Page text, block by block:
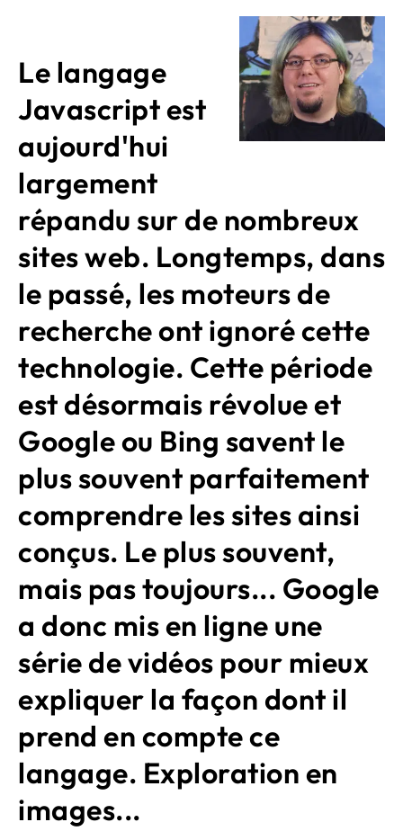
Le langage
Javascript est
aujourd'hui
largement
répandu sur de nombreux
sites web. Longtemps, dans
le passé, les moteurs de
recherche ont ignoré cette
technologie. Cette période
est désormais révolue et
Google ou Bing savent le
plus souvent parfaitement
comprendre les sites ainsi
conçus. Le plus souvent,
mais pas toujours... Google
a donc mis en ligne une
série de vidéos pour mieux
expliquer la façon dont il
prend en compte ce
langage. Exploration en
images...